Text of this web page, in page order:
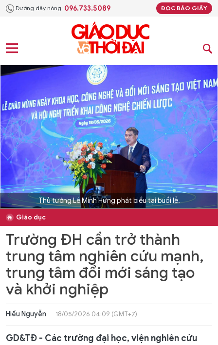
Đường dây nóng: 096.733.5089 ĐỌC BÁO GIẤY
Thủ tướng Lê Minh Hưng phát biểu tại buổi lễ.
Giáo dục
Trường ĐH cần trở thành
trung tâm nghiên cứu mạnh,
trung tâm đổi mới sáng tạo
và khởi nghiệp
Hiếu Nguyễn 18/05/2026 04:09 (GMT+7)
GD&TĐ - Các trường đại học, viện nghiên cứu